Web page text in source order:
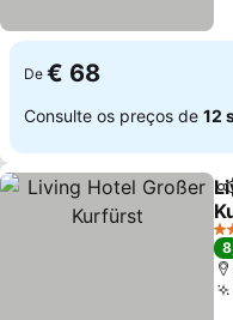
De € 68
Consulte os preços de 12
4